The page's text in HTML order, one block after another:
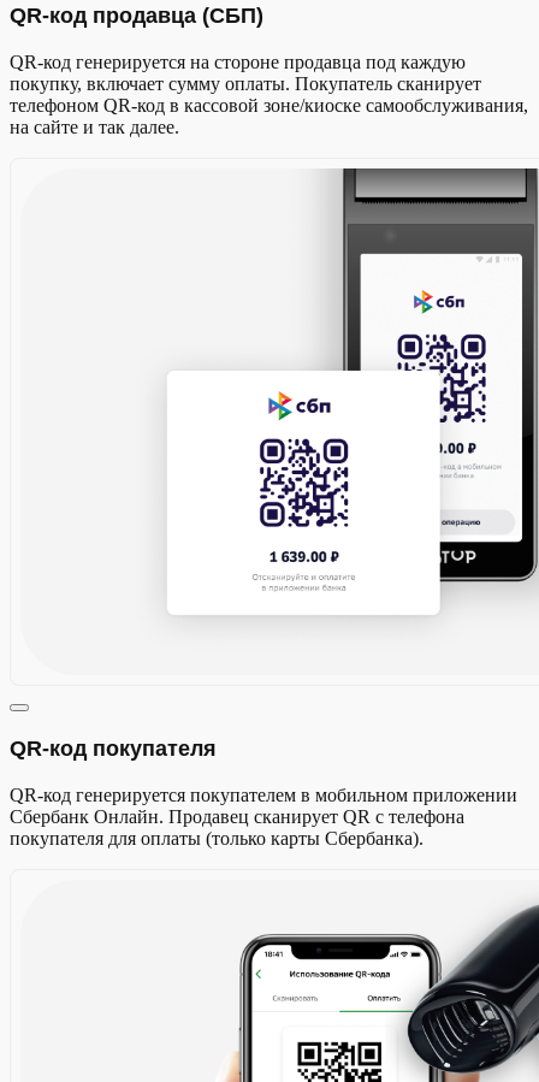
QR-код продавца (СБП)
QR-код генерируется на стороне продавца под каждую
покупку, включает сумму оплаты. Покупатель сканирует
телефоном QR-код в кассовой зоне/киоске самообслуживания,
на сайте и так далее.
QR-код покупателя
QR-код генерируется покупателем в мобильном приложении
Сбербанк Онлайн. Продавец сканирует QR с телефона
покупателя для оплаты (только карты Сбербанка).